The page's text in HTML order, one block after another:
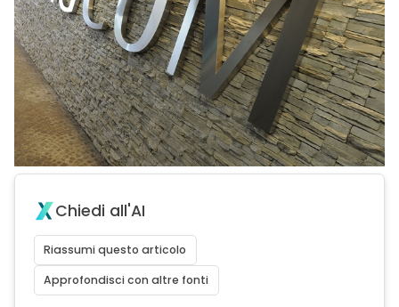
Chiedi all'AI
Riassumi questo articolo
Approfondisci con altre fonti